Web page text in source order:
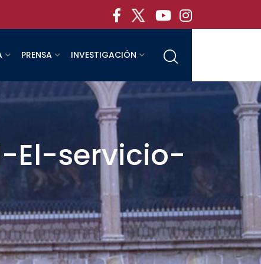
PRENSA INVESTIGACIÓN
El-servicio-